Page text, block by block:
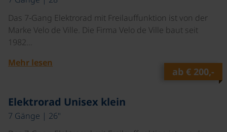
Das 7-Gang Elektrorad mit Freilauffunktion ist von der
Marke Velo de Ville. Die Firma Velo de Ville baut seit
1982…
Mehr lesen
ab € 200,-
Elektrorad Unisex klein
7 Gänge | 26"